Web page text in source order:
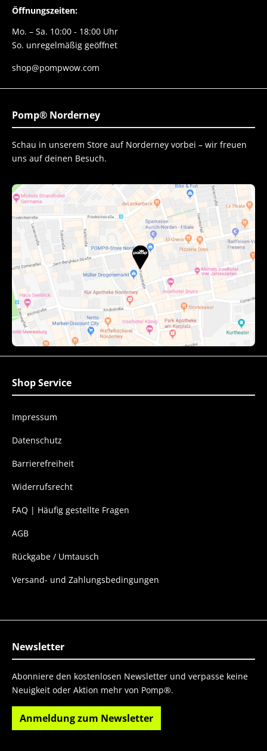
Öffnungszeiten:
Mo. – Sa. 10:00 - 18:00 Uhr
So. unregelmäßig geöffnet
shop@pompwow.com
Pomp® Norderney
Schau in unserem Store auf Norderney vorbei – wir freuen
uns auf deinen Besuch.
Shop Service
Impressum
Datenschutz
Barrierefreiheit
Widerrufsrecht
FAQ | Häufig gestellte Fragen
AGB
Rückgabe / Umtausch
Versand- und Zahlungsbedingungen
Newsletter
Abonniere den kostenlosen Newsletter und verpasse keine
Neuigkeit oder Aktion mehr von Pomp®.
Anmeldung zum Newsletter